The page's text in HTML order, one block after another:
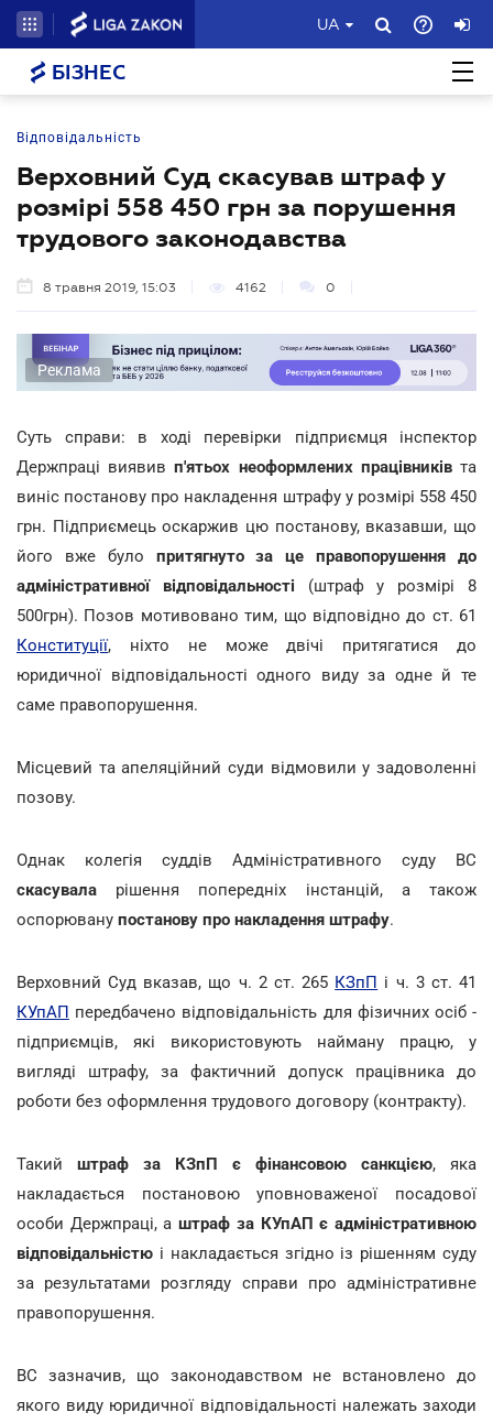
UA
БІЗНЕС
Відповідальність
Верховний Суд скасував штраф у
розмірі 558 450 грн за порушення
трудового законодавства
8 травня 2019, 15:03 4162 0
Реклама
Суть справи: в ході перевірки підприємця інспектор
Держпраці виявивп'ятьох неоформлених працівниківта
виніс постанову про накладення штрафу у розмірі 558 450
грн. Підприємець оскаржив цю постанову, вказавши, що
його вже було притягнуто за це правопорушення до
адміністративної відповідальності (штраф у розмірі 8
500грн). Позов мотивовано тим, що відповідно до ст. 61
Конституції, ніхто не може двічі притягатися до
юридичної відповідальності одного виду за одне й те
саме правопорушення.
Місцевий та апеляційний суди відмовили у задоволенні
позову.
Однак колегія суддів Адміністративного суду ВС
скасувала рішення попередніх інстанцій, а також
оспорювану постанову про накладення штрафу.
Верховний Суд вказав, що ч. 2 ст. 265 КЗпП і ч. 3 ст. 41
КУпАП передбачено відповідальність для фізичних осіб -
підприємців, які використовують найману працю, у
вигляді штрафу, за фактичний допуск працівника до
роботи без оформлення трудового договору (контракту).
Такий штраф за КЗпП є фінансовою санкцією, яка
накладається постановою уповноваженої посадової
особи Держпраці, аштраф за КУпАП є адміністративною
відповідальністю і накладається згідно із рішенням суду
за результатами розгляду справи про адміністративне
правопорушення.
ВС зазначив, що законодавством не встановлено до
якого виду юридичної відповідальності належать заходи